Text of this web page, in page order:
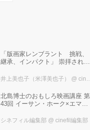
「版画家レンブラント 挑戦、
継承、インパクト」 崇拝され、
た版画技法！ 国立西洋美術館に
井上美也子（米澤美也子） @ cinefil編集部
北島博士のおもしろ映画講座 第
43回 イーサン・ホーク×エマ・
仕掛ける、実話に基づく衝撃の
シネフィル編集部 @ cinefil編集部